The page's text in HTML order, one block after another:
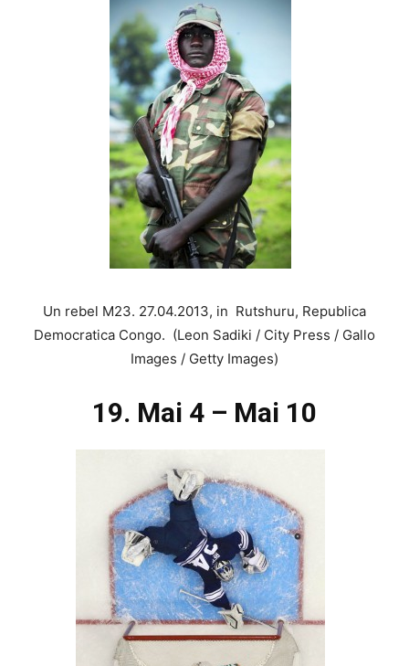
Un rebel M23. 27.04.2013, in Rutshuru, Republica
Democratica Congo. (Leon Sadiki / City Press / Gallo
Images / Getty Images)
19. Mai 4 – Mai 10